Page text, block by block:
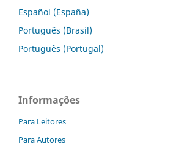
Español (España)
Português (Brasil)
Português (Portugal)
Informações
Para Leitores
Para Autores